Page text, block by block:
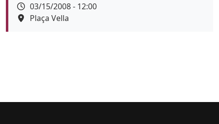
Data
03/15/2008 - 12:00
Espai
Plaça Vella